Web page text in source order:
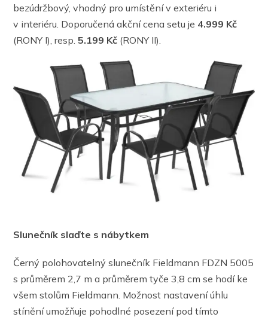
bezúdržbový, vhodný pro umístění v exteriéru i
v interiéru. Doporučená akční cena setu je 4.999 Kč
(RONY I), resp. 5.199 Kč (RONY II).
Slunečník slaďte s nábytkem
Černý polohovatelný slunečník Fieldmann FDZN 5005
s průměrem 2,7 m a průměrem tyče 3,8 cm se hodí ke
všem stolům Fieldmann. Možnost nastavení úhlu
stínění umožňuje pohodlné posezení pod tímto